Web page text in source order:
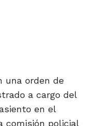
una orden de
a cargo del
en el
comisión policial